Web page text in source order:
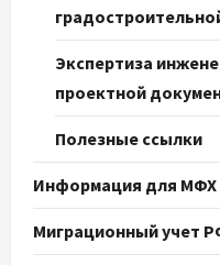
Экспертиза
проектной
Полезные ссылки
Информация для МФХ
Миграционный учет